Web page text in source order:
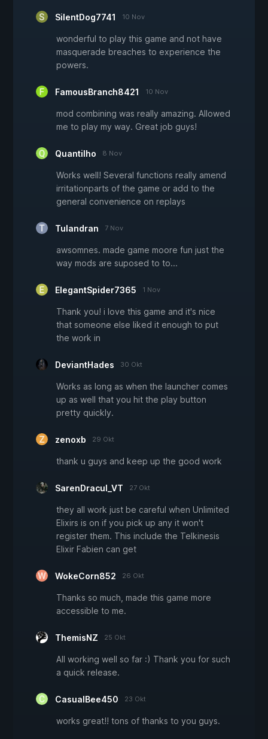
SilentDog7741 10 Nov
wonderful to play this game and not have
masquerade breaches to experience the
powers.
FamousBranch8421 10 Nov
mod combining was really amazing. Allowed
me to play my way. Great job guys!
Quantilho 8 Nov
Works well! Several functions really amend
irritationparts of the game or add to the
general convenience on replays
Tulandran 7 Nov
awsomnes. made game moore fun just the
way mods are suposed to to...
ElegantSpider7365 1 Nov
Thank you! i love this game and it's nice
that someone else liked it enough to put
the work in
DeviantHades 30 Okt
Works as long as when the launcher comes
up as well that you hit the play button
pretty quickly.
zenoxb 29 Okt
thank u guys and keep up the good work
SarenDracul_VT 27 Okt
they all work just be careful when Unlimited
Elixirs is on if you pick up any it won't
register them. This include the Telkinesis
Elixir Fabien can get
WokeCorn852 26 Okt
Thanks so much, made this game more
accessible to me.
ThemisNZ 25 Okt
All working well so far :) Thank you for such
a quick release.
CasualBee450 23 Okt
works great!! tons of thanks to you guys.